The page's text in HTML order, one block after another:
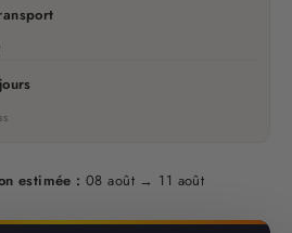
estimée : 08 août → 11 août